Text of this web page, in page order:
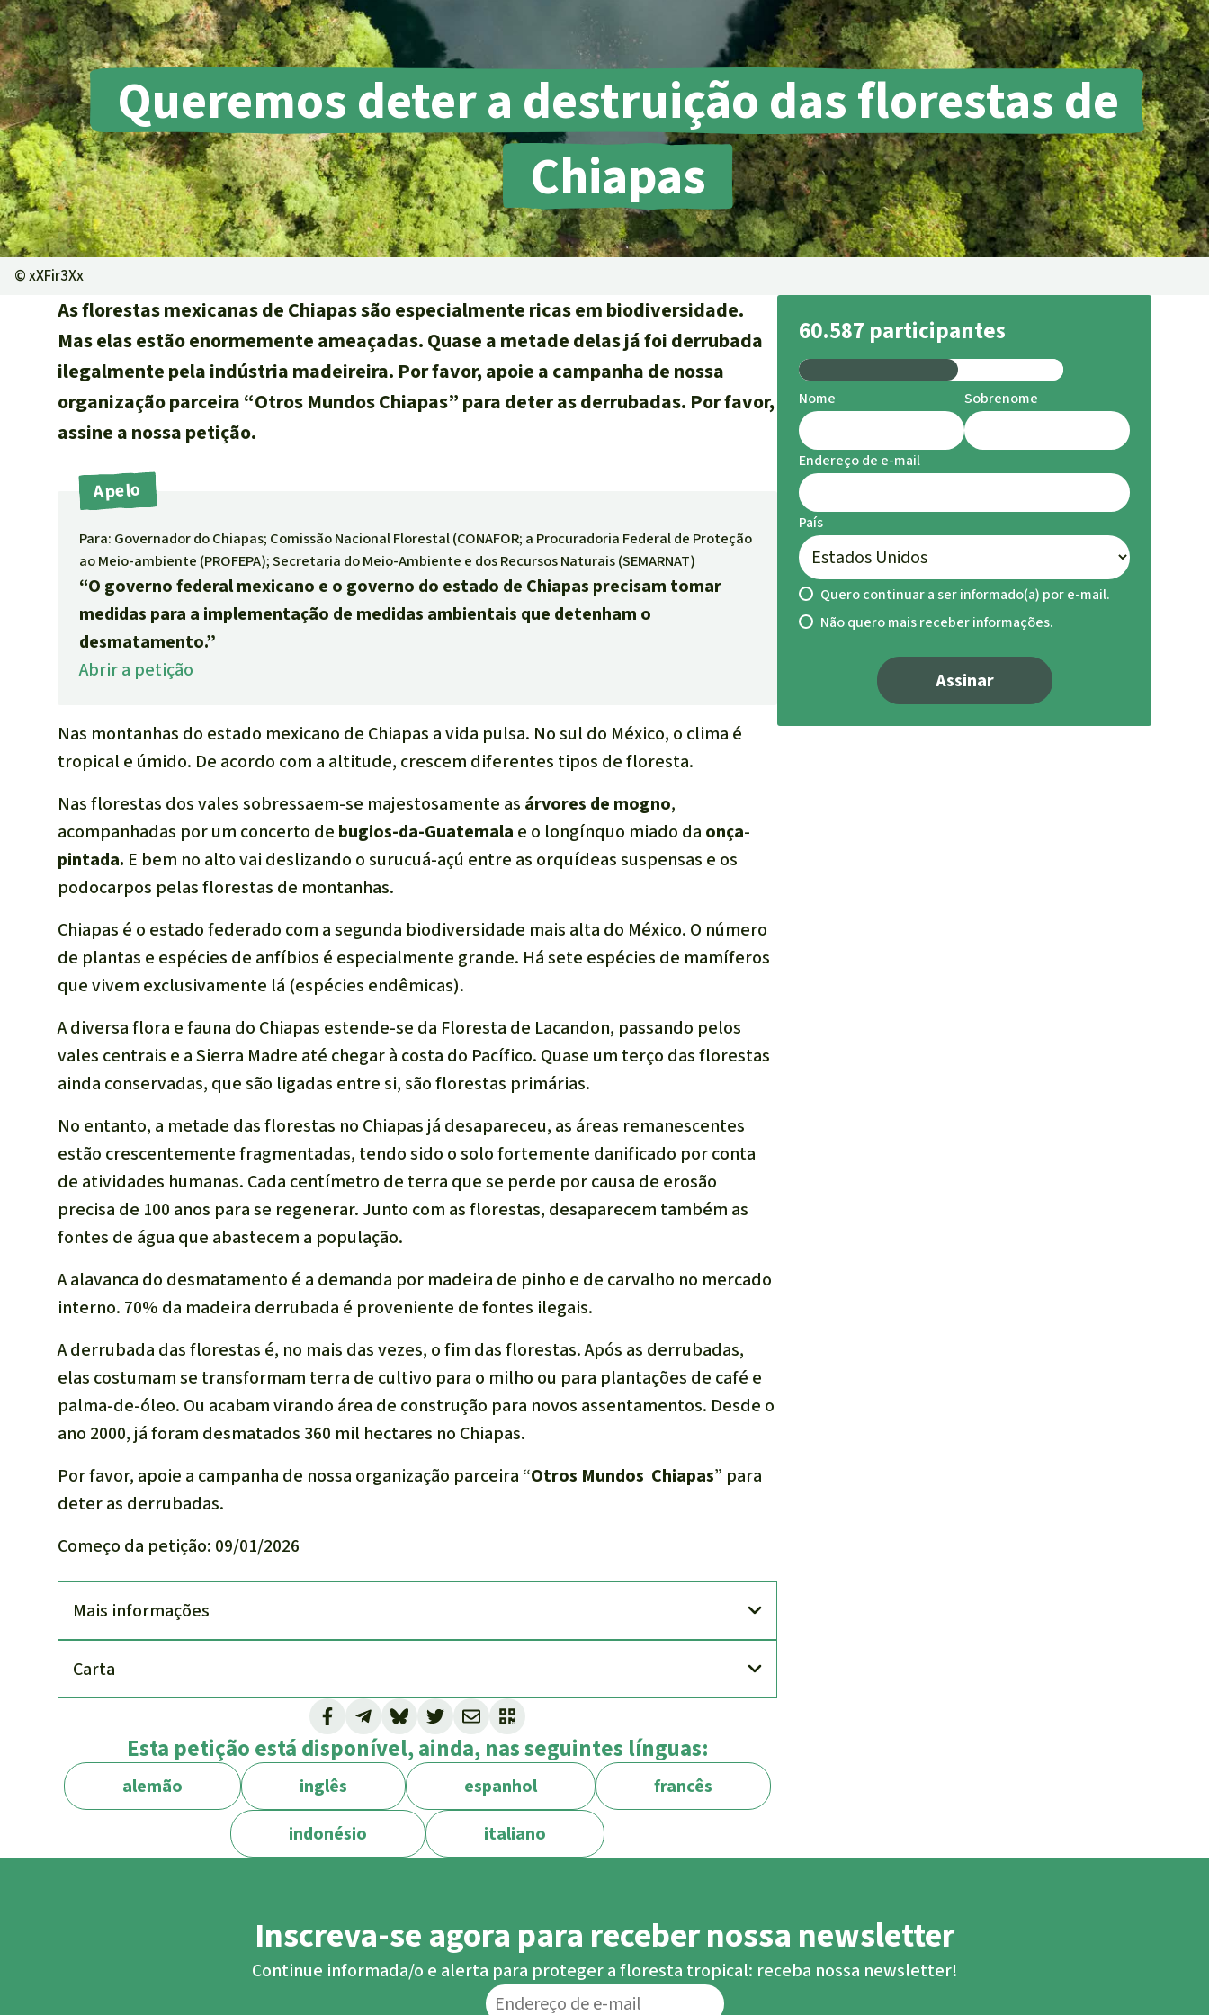
Pecuária intensiva
Roubo de terras
Alumínio
Caça furtiva
Áreas de proteção ambiental
tropicais do mundo
Doar
©xXFir3Xx
Queremos deter a destruição das florestas de
Chiapas
As florestas mexicanas de Chiapas são especialmente ricas em biodiversidade.
Mas elas estão enormemente ameaçadas. Quase a metade delas já foi derrubada
ilegalmente pela indústria madeireira. Por favor, apoie a campanha de nossa
organização parceira “Otros Mundos Chiapas” para deter as derrubadas. Por favor,
assine a nossa petição.
Apelo
Para: Governador do Chiapas; Comissão Nacional Florestal (CONAFOR; a Procuradoria Federal de Proteção
ao Meio-ambiente (PROFEPA); Secretaria do Meio-Ambiente e dos Recursos Naturais (SEMARNAT)
“O governo federal mexicano e o governo do estado de Chiapas precisam tomar
medidas para a implementação de medidas ambientais que detenham o
desmatamento.”
Abrir a petição
Nas montanhas do estado mexicano de Chiapas a vida pulsa. No sul do México, o clima é
tropical e úmido. De acordo com a altitude, crescem diferentes tipos de floresta.
Nas florestas dos vales sobressaem-se majestosamente as árvores de mogno,
acompanhadas por um concerto de bugios-da-Guatemala e o longínquo miado da onça-
pintada. E bem no alto vai deslizando o surucuá-açú entre as orquídeas suspensas e os
podocarpos pelas florestas de montanhas.
Chiapas é o estado federado com a segunda biodiversidade mais alta do México. O número
de plantas e espécies de anfíbios é especialmente grande. Há sete espécies de mamíferos
que vivem exclusivamente lá (espécies endêmicas).
A diversa flora e fauna do Chiapas estende-se da Floresta de Lacandon, passando pelos
vales centrais e a Sierra Madre até chegar à costa do Pacífico. Quase um terço das florestas
ainda conservadas, que são ligadas entre si, são florestas primárias.
No entanto, a metade das florestas no Chiapas já desapareceu, as áreas remanescentes
estão crescentemente fragmentadas, tendo sido o solo fortemente danificado por conta
de atividades humanas. Cada centímetro de terra que se perde por causa de erosão
precisa de 100 anos para se regenerar. Junto com as florestas, desaparecem também as
fontes de água que abastecem a população.
A alavanca do desmatamento é a demanda por madeira de pinho e de carvalho no mercado
interno. 70% da madeira derrubada é proveniente de fontes ilegais.
A derrubada das florestas é, no mais das vezes, o fim das florestas. Após as derrubadas,
elas costumam se transformam terra de cultivo para o milho ou para plantações de café e
palma-de-óleo. Ou acabam virando área de construção para novos assentamentos. Desde o
ano 2000, já foram desmatados 360 mil hectares no Chiapas.
Por favor, apoie a campanha de nossa organização parceira “Otros Mundos Chiapas” para
deter as derrubadas.
Começo da petição: 09/01/2026
Mais informações
Carta
Esta petição está disponível, ainda, nas seguintes línguas:
alemão inglês espanhol
francês
indonésio
italiano
60.587 participantes
Nome Sobrenome
Endereço de e-mail
País
Quero continuar a ser informado(a) por e-mail.
Não quero mais receber informações.
Assinar
Inscreva-se agora para receber nossa newsletter
Continue informada/o e alerta para proteger a floresta tropical: receba nossa newsletter!